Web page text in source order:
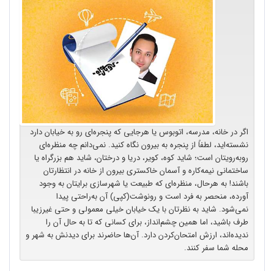
اگر در خانه، مدرسه، اتوبوس یا هرجایی که پنجره‌ای رو به خیابان دارد
نشسته‌اید، لطفاً از پنجره به بیرون نگاه کنید. نمی‌دانم چه منظره‌ای
روبه‌رویتان است؛ شاید کوه، کویر، دریا و درختان، شاید هم بزرگراه یا
ساختمانی نیمه‌کاره و آسمان خاکستری بیرون از خانه در انتظارتان
باشند! به هرحال، منظره‌ای که طبیعت یا شهرسازی برایتان به وجود
آورده، منحصر به فرد است و رونوشت(کپی) آن به‌راحتی پیدا
نمی‌شود. شاید به نظرتان با یک خیابان خیلی معمولی و حتی غیرزیبا
طرف باشید، اما همین چشم‌انداز، برای کسانی که تا به حال آن را
ندیده‌اند، ارزش امتحان‌کردن دارد. آن‌ها حاضرند برای دیدنش به شهر و
محله شما سفر کنند.